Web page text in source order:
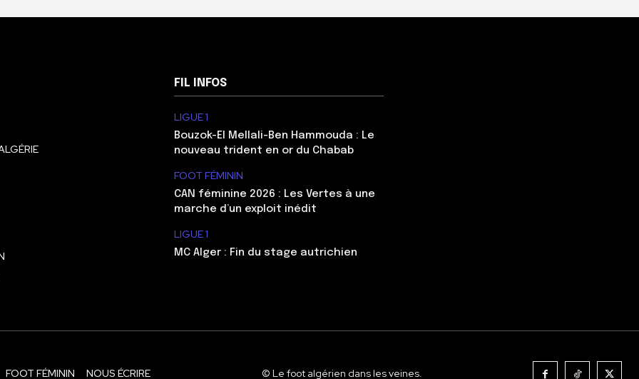
FIL INFOS
LIGUE 1
Bouzok-El Mellali-Ben Hammouda : Le
nouveau trident en or du Chabab
FOOT FÉMININ
CAN féminine 2026 : Les Vertes à une
marche d’un exploit inédit
LIGUE 1
MC Alger : Fin du stage autrichien
FOOT FÉMININ NOUS ÉCRIRE © Le foot algérien dans les veines.